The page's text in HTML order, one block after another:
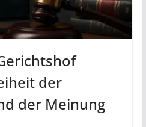
der
der Meinung